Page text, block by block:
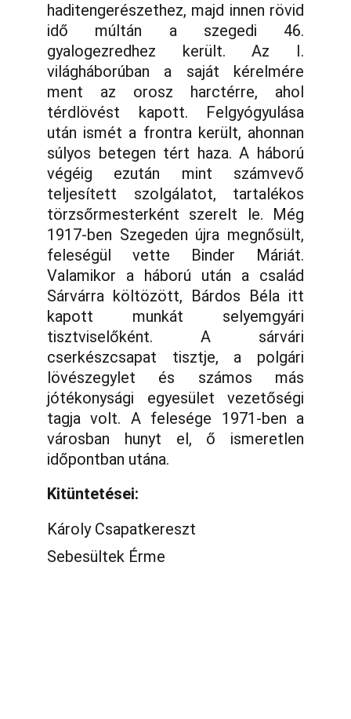
haditengerészethez, majd innen rövid
idő múltán a szegedi 46.
gyalogezredhez került. Az I.
világháborúban a saját kérelmére
ment az orosz harctérre, ahol
térdlövést kapott. Felgyógyulása
után ismét a frontra került, ahonnan
súlyos betegen tért haza. A háború
végéig ezután mint számvevő
teljesített szolgálatot, tartalékos
törzsőrmesterként szerelt le. Még
1917-ben Szegeden újra megnősült,
feleségül vette Binder Máriát.
Valamikor a háború után a család
Sárvárra költözött, Bárdos Béla itt
kapott munkát selyemgyári
tisztviselőként. A sárvári
cserkészcsapat tisztje, a polgári
lövészegylet és számos más
jótékonysági egyesület vezetőségi
tagja volt. A felesége 1971-ben a
városban hunyt el, ő ismeretlen
időpontban utána.
Kitüntetései:
Károly Csapatkereszt
Sebesültek Érme